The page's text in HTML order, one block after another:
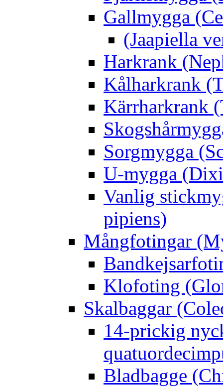
Gallmygga
(Jaapiella
Harkrank
Kålharkrank
Kärrharkrank
Sorgmygga
U-mygga
Vanlig
pipiens)
Mångfotingar
Klofoting
Skalbaggar
14-prickig
Bladbagge